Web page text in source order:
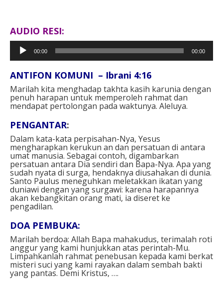
AUDIO RESI:
Pemutar
Audio
00:00 00:00
ANTIFON KOMUNI – Ibrani 4:16
Marilah kita menghadap takhta kasih karunia dengan
penuh harapan untuk memperoleh rahmat dan
mendapat pertolongan pada waktunya. Aleluya.
PENGANTAR:
Dalam kata-kata perpisahan-Nya, Yesus
mengharapkan kerukun an dan persatuan di antara
umat manusia. Sebagai contoh, digambarkan
persatuan antara Dia sendiri dan Bapa-Nya. Apa yang
sudah nyata di surga, hendaknya diusahakan di dunia.
Santo Paulus meneguhkan meletakkan ikatan yang
duniawi dengan yang surgawi: karena harapannya
akan kebangkitan orang mati, ia diseret ke
pengadilan.
DOA PEMBUKA:
Marilah berdoa: Allah Bapa mahakudus, terimalah roti
anggur yang kami hunjukkan atas perintah-Mu.
Limpahkanlah rahmat penebusan kepada kami berkat
misteri suci yang kami rayakan dalam sembah bakti
yang pantas. Demi Kristus, ….